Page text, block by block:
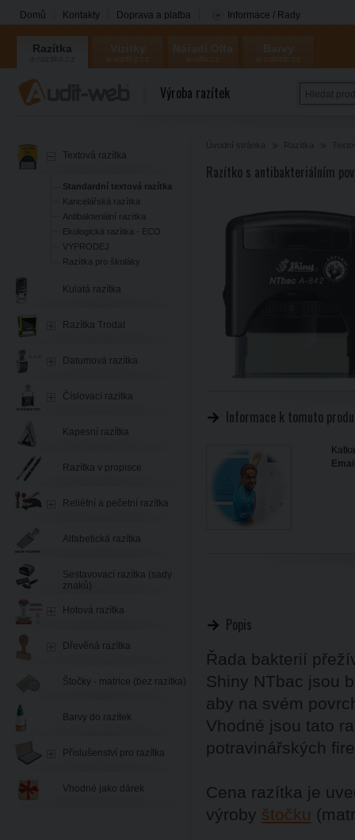
Domů Kontakty Doprava a platba Informace / Rady
Razítka
Coloris
Výroba razítek
Razítko s antibakteriálním
Informace k tomuto
Popis
Řada bakterií
Shiny NTbac jsou
aby na svém
Vhodné jsou tato
potravinářských
Cena razítka je
výroby štočku
Textová razítka
Standardní textová razítka
Kancelářská razítka
Antibakteriální razítka
Ekologická razítka - ECO
VÝPRODEJ
Razítka pro školáky
Kulatá razítka
Razítka Trodat
Datumová razítka
Číslovací razítka
Kapesní razítka
Razítka v propisce
Reliéfní a pečetní razítka
Alfabetická razítka
Sestavovací razítka (sady
znaků)
Hotová razítka
Dřevěná razítka
Štočky - matrice (bez razítka)
Barvy do razítek
Příslušenství pro razítka
Vhodné jako dárek